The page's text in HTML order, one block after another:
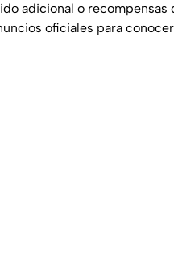
adicional o
oficiales para